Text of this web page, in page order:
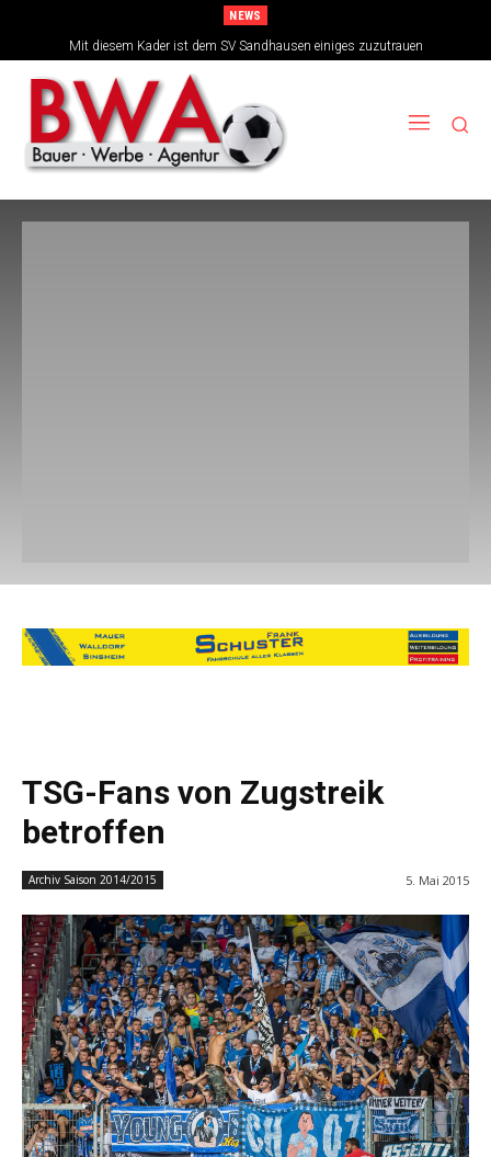
NEWS
Mit diesem Kader ist dem SV Sandhausen einiges zuzutrauen
TSG-Fans von Zugstreik
betroffen
Archiv Saison 2014/2015 5. Mai 2015